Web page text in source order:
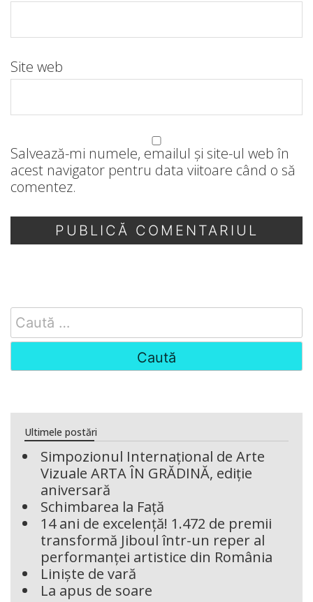
Site web
Salvează-mi numele, emailul și site-ul web în
acest navigator pentru data viitoare când o să
comentez.
Search
for:
Ultimele postări
Simpozionul Internațional de Arte
Vizuale ARTA ÎN GRĂDINĂ, ediție
aniversară
Schimbarea la Față
14 ani de excelență! 1.472 de premii
transformă Jiboul într-un reper al
performanței artistice din România
Liniște de vară
La apus de soare